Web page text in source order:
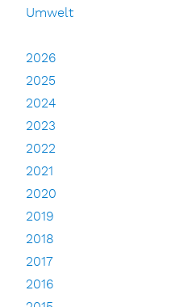
Umwelt
2026
2025
2024
2023
2022
2021
2020
2019
2018
2017
2016